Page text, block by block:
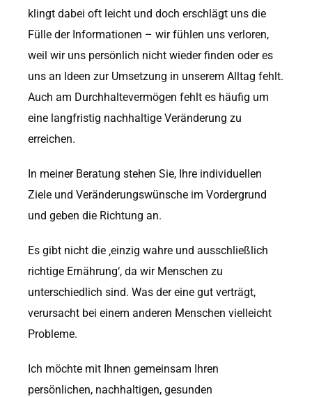
klingt dabei oft leicht und doch erschlägt uns die
Fülle der Informationen – wir fühlen uns verloren,
weil wir uns persönlich nicht wieder finden oder es
uns an Ideen zur Umsetzung in unserem Alltag fehlt.
Auch am Durchhaltevermögen fehlt es häufig um
eine langfristig nachhaltige Veränderung zu
erreichen.
In meiner Beratung stehen Sie, Ihre individuellen
Ziele und Veränderungswünsche im Vordergrund
und geben die Richtung an.
Es gibt nicht die ‚einzig wahre und ausschließlich
richtige Ernährung‘, da wir Menschen zu
unterschiedlich sind. Was der eine gut verträgt,
verursacht bei einem anderen Menschen vielleicht
Probleme.
Ich möchte mit Ihnen gemeinsam Ihren
persönlichen, nachhaltigen, gesunden